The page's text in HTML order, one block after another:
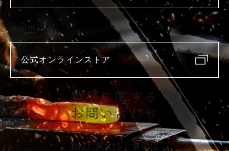
庖斬巴
公式オンラインストア
製品に関する
お問い合わせ
製品に関するご質問は